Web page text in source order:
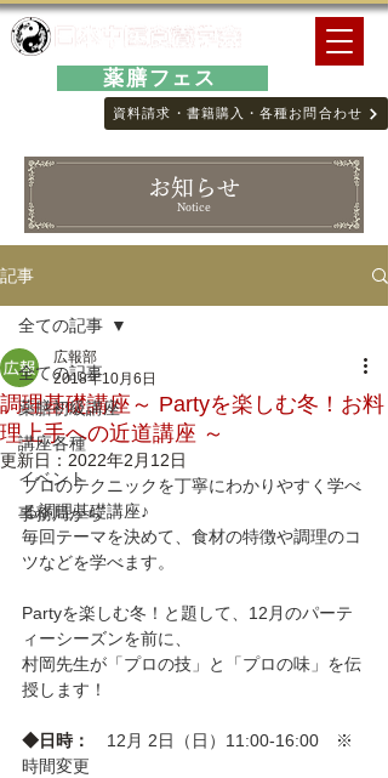
資料請求・書籍購入・各種お問合わせ
薬膳フェス
お知らせ
Notice
記事
全ての記事
薬膳初級講座
講座各種
イベント
事務局から
全ての記事
調理基礎講座～ Partyを楽しむ冬！お料
理上手への近道講座 ～
広報部
2018年10月6日
更新日： 2022年2月12日
プロのテクニックを丁寧にわかりやすく学べ
る調理基礎講座♪
毎回テーマを決めて、食材の特徴や調理のコ
ツなどを学べます。
Partyを楽しむ冬！と題して、12月のパーテ
ィーシーズンを前に、
村岡先生が「プロの技」と「プロの味」を伝
授します！
◆日時： 12月 2日（日）11:00-16:00　※
時間変更